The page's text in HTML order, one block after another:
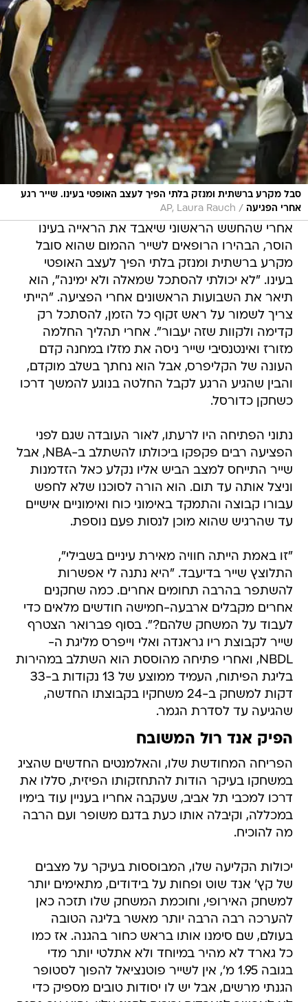
סבל מקרע ברשתית ומנזק בלתי הפיך לעצב האופטי בעינו. שייר רגע
אחרי הפגיעה /
AP, Laura Rauch
אחרי שהחשש הראשוני שיאבד את הראייה בעינו
הוסר, הבהירו הרופאים לשייר ההמום שהוא סובל
מקרע ברשתית ומנזק בלתי הפיך לעצב האופטי
בעינו. "לא יכולתי להסתכל שמאלה ולא ימינה", הוא
תיאר את השבועות הראשונים אחרי הפציעה. "הייתי
צריך לשמור על ראש זקוף כל הזמן, להסתכל רק
קדימה ולקוות שזה יעבור". אחרי תהליך החלמה
מזורז ואינטנסיבי שייר ניסה את מזלו במחנה קדם
העונה של הקליפרס, אבל הוא נחתך בשלב מוקדם,
והבין שהגיע הרגע לקבל החלטה בנוגע להמשך דרכו
כשחקן כדורסל.
נתוני הפתיחה היו לרעתו, לאור העובדה שגם לפני
הפציעה רבים פקפקו ביכולתו להשתלב ב-NBA, אבל
שייר התייחס למצב הביש אליו נקלע כאל הזדמנות
וניצל אותה עד תום. הוא הורה לסוכנו שלא לחפש
עבורו קבוצה והתמקד באימוני כוח ואימוניים אישיים
עד שהרגיש שהוא מוכן לנסות פעם נוספת.
"זו באמת הייתה חוויה מאירת עיניים בשבילי",
התלוצץ שייר בדיעבד. "היא נתנה לי אפשרות
להשתפר בהרבה תחומים אחרים. כמה שחקנים
אחרים מקבלים ארבעה-חמישה חודשים מלאים כדי
לעבוד על המשחק שלהם?". בסוף פברואר הצטרף
שייר לקבוצת ריו גראנדה ואלי וייפרס מליגת ה-
NBDL, ואחרי פתיחה מהוססת הוא השתלב במהירות
בליגת הפיתוח, העמיד ממוצע של 13 נקודות ב-33
דקות למשחק ב-24 משחקיו בקבוצתו החדשה,
שהגיעה עד לסדרת הגמר.
הפיק אנד רול המשובח
הפריחה המחודשת שלו, והאלמנטים החדשים שהציג
במשחקו בעיקר הודות להתחזקותו הפיזית, סללו את
דרכו למכבי תל אביב, שעקבה אחריו בעניין עוד בימיו
במכללה, וקיבלה אותו כעת בדגם משופר ועם הרבה
מה להוכיח.
יכולות הקליעה שלו, המבוססות בעיקר על מצבים
של קץ' אנד שוט ופחות על בידודים, מתאימים יותר
למשחק האירופי, וחוכמת המשחק שלו תזכה כאן
להערכה רבה הרבה יותר מאשר בליגה הטובה
בעולם, שם סימנו אותו בראש כחור בהגנה. אז כמו
כל גארד לא מהיר במיוחד ולא אתלטי יותר מדי
בגובה 1.95 מ', אין לשייר פוטנציאל להפוך לסטופר
הגנתי מרשים, אבל יש לו יסודות טובים מספיק כדי